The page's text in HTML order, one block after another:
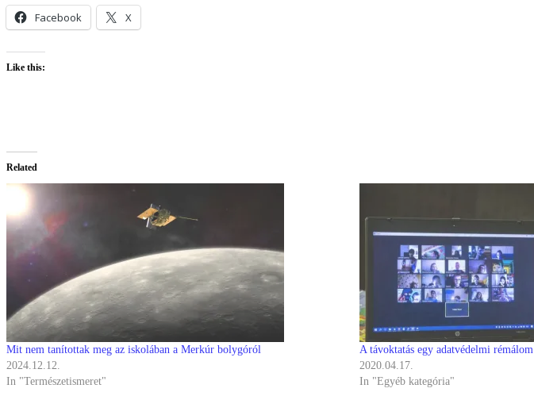
Facebook X
Like this:
Related
Mit nem tanítottak meg az iskolában a Merkúr bolygóról
2024.12.12.
In "Természetismeret"
A távoktatás egy adatvédelmi rémálom
2020.04.17.
In "Egyéb kategória"